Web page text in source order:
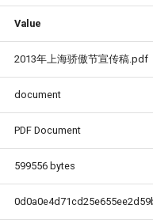
Value
2013年上海骄傲节宣传稿.pdf
document
PDF Document
599556 bytes